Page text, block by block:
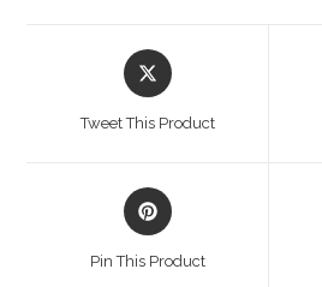
Opens
in
Tweet This Product
Opens
in
Pin This Product